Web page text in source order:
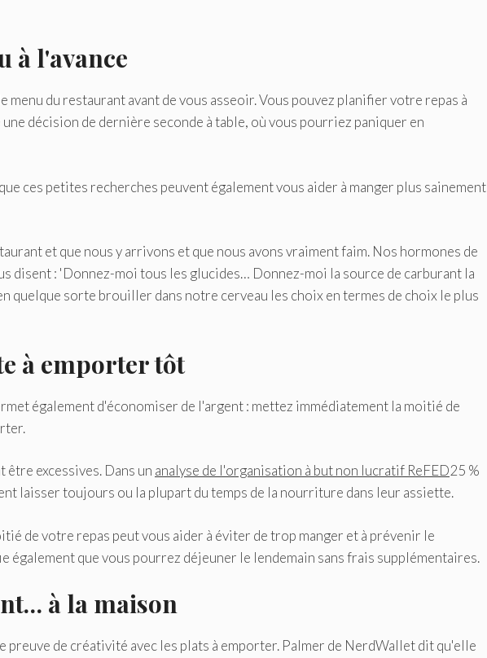
à l'avance
menu du restaurant avant de vous asseoir. Vous pouvez planifier votre repas à
décision de dernière seconde à table, où vous pourriez paniquer en
ces petites recherches peuvent également vous aider à manger plus sainement
et que nous y arrivons et que nous avons vraiment faim. Nos hormones de
disent : 'Donnez-moi tous les glucides… Donnez-moi la source de carburant la
quelque sorte brouiller dans notre cerveau les choix en termes de choix le plus
à emporter tôt
également d'économiser de l'argent : mettez immédiatement la moitié de
excessives. Dans un analyse de l'organisation à but non lucratif ReFED25 %
laisser toujours ou la plupart du temps de la nourriture dans leur assiette.
de votre repas peut vous aider à éviter de trop manger et à prévenir le
également que vous pourrez déjeuner le lendemain sans frais supplémentaires.
à la maison
de créativité avec les plats à emporter. Palmer de NerdWallet dit qu'elle